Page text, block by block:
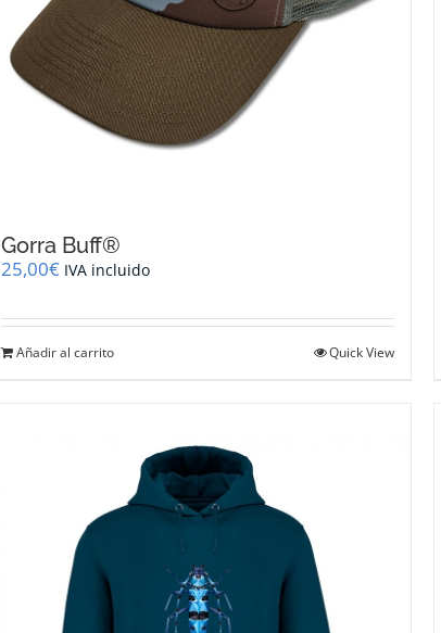
Gorra Buff®
25,00€ IVA incluido
Añadir al carrito Quick View